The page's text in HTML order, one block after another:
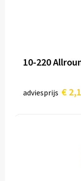
10-220
adviesprijs €